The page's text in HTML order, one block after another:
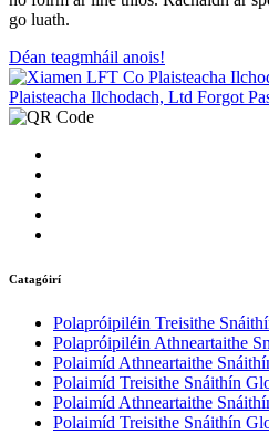
go luath.
Déan teagmháil anois!
Catagóirí
Polapróipiléin Treisithe
Polapróipiléin Athneartaithe
Polaimíd Athneartaithe
Polaimíd Treisithe Snáithín
Polaimíd Athneartaithe
Polaimíd Treisithe Snáithín